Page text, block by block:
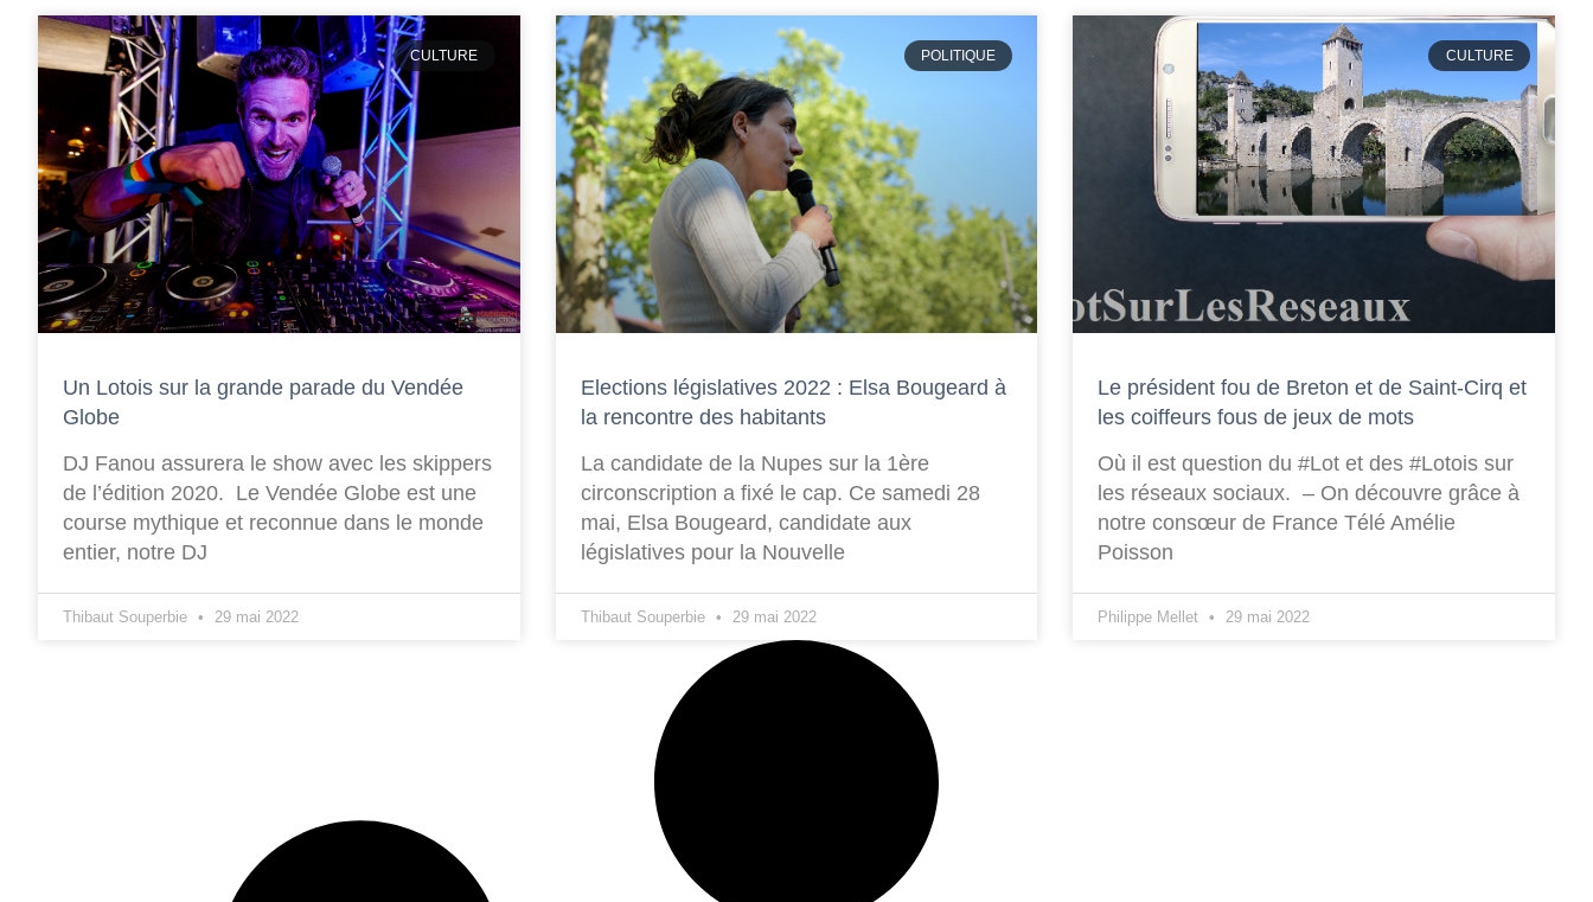
CULTURE
Un Lotois sur la grande parade du Vendée
Globe
DJ Fanou assurera le show avec les skippers
de l’édition 2020. Le Vendée Globe est une
course mythique et reconnue dans le monde
entier, notre DJ
Thibaut Souperbie 29 mai 2022
POLITIQUE
Elections législatives 2022 : Elsa Bougeard à
la rencontre des habitants
La candidate de la Nupes sur la 1ère
circonscription a fixé le cap. Ce samedi 28
mai, Elsa Bougeard, candidate aux
législatives pour la Nouvelle
Thibaut Souperbie 29 mai 2022
CULTURE
Le président fou de Breton et de Saint-Cirq et
les coiffeurs fous de jeux de mots
Où il est question du #Lot et des #Lotois sur
les réseaux sociaux. – On découvre grâce à
notre consœur de France Télé Amélie
Poisson
Philippe Mellet 29 mai 2022